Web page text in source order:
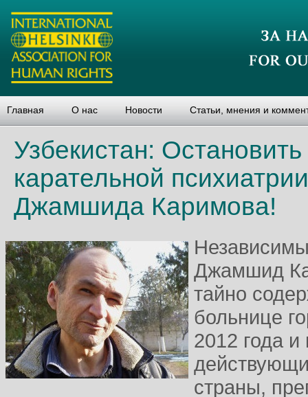
Главная О нас Новости Статьи, мнения и
Узбекистан:
карательной
Джамшида Каримова!
Джамшид
тайно
больнице
2012 года
страны,